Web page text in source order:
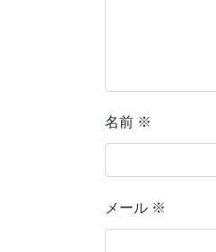
名前 ※
メール ※